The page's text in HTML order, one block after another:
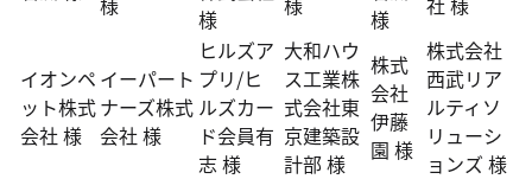
様
様
イオンペ
ット株式
会社 様
イーパート
ナーズ株式
会社 様
ヒルズア
プリ/ヒ
ルズカー
ド会員有
志 様
大和ハウ
ス工業株
式会社東
京建築設
計部 様
株式
会社
伊藤
園 様
株式会社
西武リア
ルティソ
リューシ
ョンズ 様